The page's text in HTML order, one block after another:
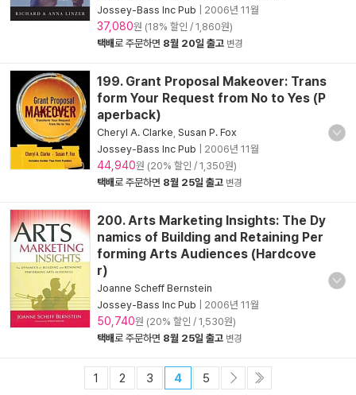
Jossey-Bass Inc Pub
2006년 11월
37,080원 (18% 할인 / 1,860원)
택배로 주문하면 8월 20일 출고 변경
199. Grant Proposal Makeover: Trans
form Your Request from No to Yes (P
aperback)
Cheryl A. Clarke Susan P. Fox
Jossey-Bass Inc Pub
2006년 11월
44,940원 (20% 할인 / 1,350원)
택배로 주문하면 8월 25일 출고 변경
200. Arts Marketing Insights: The Dy
namics of Building and Retaining Per
forming Arts Audiences (Hardcove
r)
Joanne Scheff Bernstein
Jossey-Bass Inc Pub
2006년 11월
50,740원 (20% 할인 / 1,530원)
택배로 주문하면 8월 25일 출고 변경
1 2 3 4 5